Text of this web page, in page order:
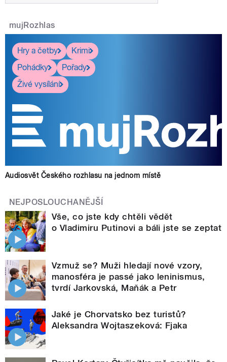
mujRozhlas
Hry a četby
Krimi
Pohádky
Pořady
Živé vysílání
Audiosvět Českého rozhlasu na jednom místě
NEJPOSLOUCHANĚJŠÍ
Vše, co jste kdy chtěli vědět
o Vladimiru Putinovi a báli jste se zeptat
Vzmuž se? Muži hledají nové vzory,
manosféra je passé jako leninismus,
tvrdí Jarkovská, Maňák a Petr
Jaké je Chorvatsko bez turistů?
Aleksandra Wojtaszeková: Fjaka